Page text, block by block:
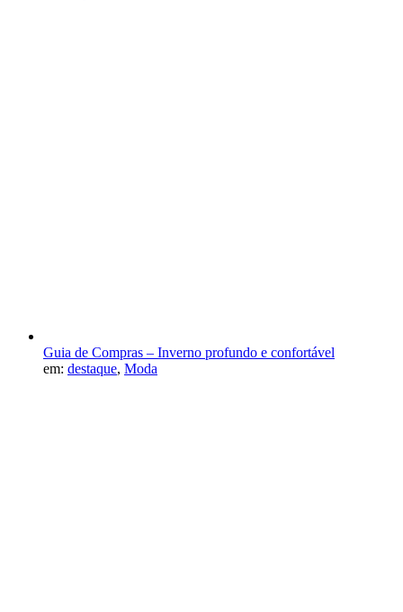
Guia de Compras – Inverno profundo e confortável
em: destaque, Moda